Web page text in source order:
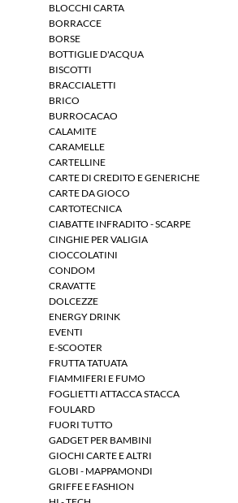
BLOCCHI CARTA
BORRACCE
BORSE
BOTTIGLIE D'ACQUA
BISCOTTI
BRACCIALETTI
BRICO
BURROCACAO
CALAMITE
CARAMELLE
CARTELLINE
CARTE DI CREDITO E GENERICHE
CARTE DA GIOCO
CARTOTECNICA
CIABATTE INFRADITO - SCARPE
CINGHIE PER VALIGIA
CIOCCOLATINI
CONDOM
CRAVATTE
DOLCEZZE
ENERGY DRINK
EVENTI
E-SCOOTER
FRUTTA TATUATA
FIAMMIFERI E FUMO
FOGLIETTI ATTACCA STACCA
FOULARD
FUORI TUTTO
GADGET PER BAMBINI
GIOCHI CARTE E ALTRI
GLOBI - MAPPAMONDI
GRIFFE E FASHION